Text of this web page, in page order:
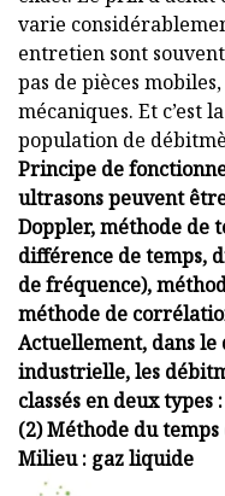
varie
entretien sont
pas de pièces
mécaniques. Et c’est
population de
Principe de
ultrasons peuvent
Doppler, méthode de
différence de temps,
de fréquence),
méthode de
Actuellement, dans le
industrielle, les
classés en deux types
(2) Méthode du
Milieu : gaz liquide